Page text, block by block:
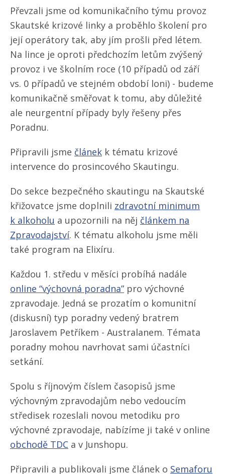
Převzali jsme od komunikačního týmu provoz
Skautské krizové linky a proběhlo školení pro
její operátory tak, aby jím prošli před létem.
Na lince je oproti předchozím letům zvýšený
provoz i ve školním roce (10 případů od září
vs. 0 případů ve stejném období loni) - budeme
komunikačně směřovat k tomu, aby důležité
ale neurgentní případy byly řešeny přes
Poradnu.
Připravili jsme článek k tématu krizové
intervence do prosincového Skautingu.
Do sekce bezpečného skautingu na Skautské
křižovatce jsme doplnili zdravotní minimum
k alkoholu a upozornili na něj článkem na
Zpravodajství. K tématu alkoholu jsme měli
také program na Elixíru.
Každou 1. středu v měsíci probíhá nadále
online “výchovná poradna” pro výchovné
zpravodaje. Jedná se prozatím o komunitní
(diskusní) typ poradny vedený bratrem
Jaroslavem Petříkem - Australanem. Témata
poradny mohou navrhovat sami účastníci
setkání.
Spolu s říjnovým číslem časopisů jsme
výchovným zpravodajům nebo vedoucím
středisek rozeslali novou metodiku pro
výchovné zpravodaje, nabízíme ji také v online
obchodě TDC a v Junshopu.
Připravili a publikovali jsme článek o Semaforu